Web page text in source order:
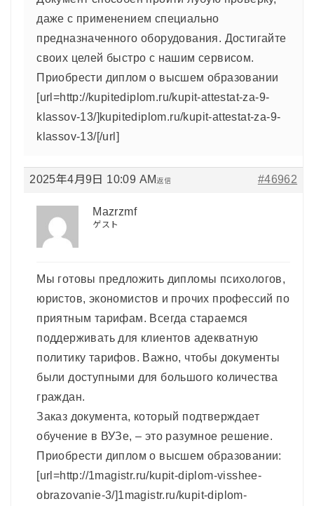
даже с применением специально
предназначенного оборудования. Достигайте
своих целей быстро с нашим сервисом.
Приобрести диплом о высшем образовании
[url=http://kupitediplom.ru/kupit-attestat-za-9-
klassov-13/]kupitediplom.ru/kupit-attestat-za-9-
klassov-13/[/url]
2025年4月9日 10:09 AM #46962
返信
Mazrzmf
ゲスト
Мы готовы предложить дипломы психологов,
юристов, экономистов и прочих профессий по
приятным тарифам. Всегда стараемся
поддерживать для клиентов адекватную
политику тарифов. Важно, чтобы документы
были доступными для большого количества
граждан.
Заказ документа, который подтверждает
обучение в ВУЗе, – это разумное решение.
Приобрести диплом о высшем образовании:
[url=http://1magistr.ru/kupit-diplom-visshee-
obrazovanie-3/]1magistr.ru/kupit-diplom-